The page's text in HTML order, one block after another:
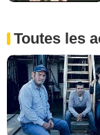
Toutes les